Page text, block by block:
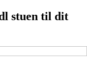
stuen til dit